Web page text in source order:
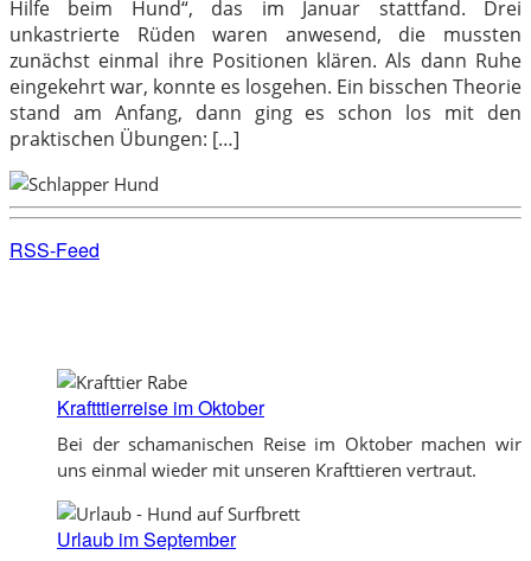
Hilfe beim Hund“, das im Januar stattfand. Drei
unkastrierte Rüden waren anwesend, die mussten
zunächst einmal ihre Positionen klären. Als dann Ruhe
eingekehrt war, konnte es losgehen. Ein bisschen Theorie
stand am Anfang, dann ging es schon los mit den
praktischen Übungen: […]
RSS-Feed
Kraftttierreise im Oktober
Bei der schamanischen Reise im Oktober machen wir
uns einmal wieder mit unseren Krafttieren vertraut.
Urlaub im September